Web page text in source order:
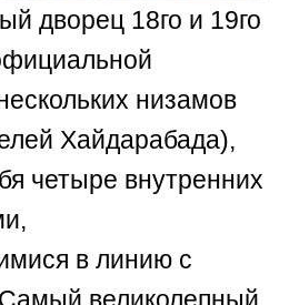
дворец 18го и 19го
низамов
Хайдарабада),
четыре внутренних
в линию с